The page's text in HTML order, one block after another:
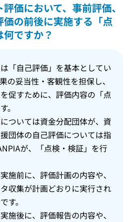
価において、事前評価、
の前後に実施する「点
ですか？
「自己評価」を基本としてい
の妥当性・客観性を担保し、
促すために、評価内容の「点
。
ついては資金分配団体が、資
団体の自己評価については指
が、「点検・検証」を行
施前に、評価計画の内容や、
収集が計画どおりに実行され
す。
施後に、評価報告の内容や、